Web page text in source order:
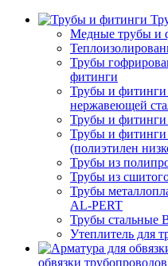
Медные трубы и
Трубы
фитинги
Трубы и фитинги
нержавеющей
Трубы и
Трубы и
(полиэтилен
Трубы из
Трубы из
Трубы
AL-PERT
Трубы стальные
Утеплитель для
обвязки трубопроводов